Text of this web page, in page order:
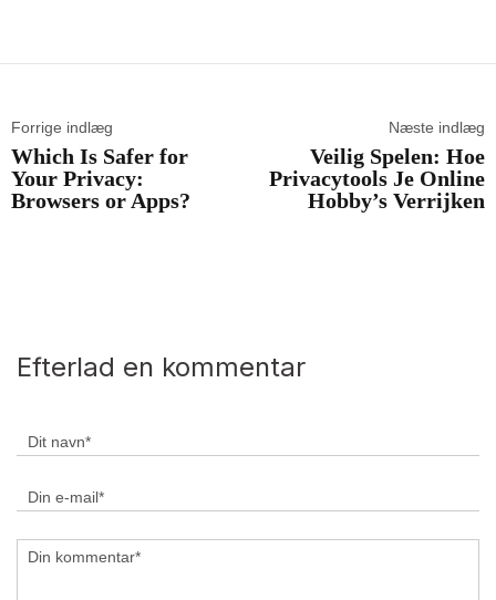
Forrige indlæg
Which Is Safer for
Your Privacy:
Browsers or Apps?
Næste indlæg
Veilig Spelen: Hoe
Privacytools Je Online
Hobby’s Verrijken
Efterlad en kommentar